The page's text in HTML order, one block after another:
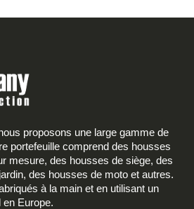
proposons une large gamme de
portefeuille comprend des housses
mesure, des housses de siège, des
des housses de moto et autres.
à la main et en utilisant un
Europe.